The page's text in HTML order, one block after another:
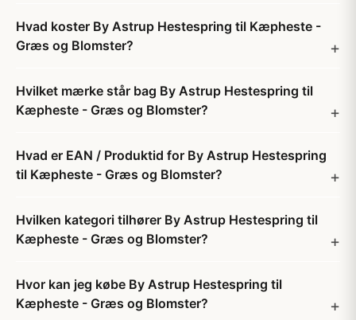
Hvad koster By Astrup Hestespring til Kæpheste -
Græs og Blomster?
Hvilket mærke står bag By Astrup Hestespring til
Kæpheste - Græs og Blomster?
Hvad er EAN / Produktid for By Astrup Hestespring
til Kæpheste - Græs og Blomster?
Hvilken kategori tilhører By Astrup Hestespring til
Kæpheste - Græs og Blomster?
Hvor kan jeg købe By Astrup Hestespring til
Kæpheste - Græs og Blomster?